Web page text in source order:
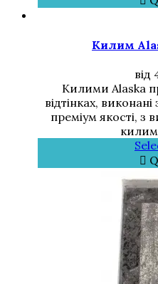
Килим
від
Килими Alaska
відтінках,
преміум якості, з